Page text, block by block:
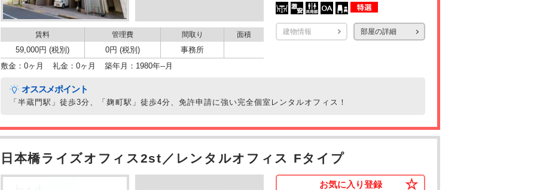
賃料 管理費 間取り 面積
59,000円 (税別) 0円 (税別)
事務所
敷金：0ヶ月
礼金：0ヶ月 築年月：1980年--月
建物情報 部屋の詳細
オススメポイント
「半蔵門駅」徒歩3分、「麹町駅」徒歩4分、免許申請に強い完全個室レンタルオフィス！
日本橋ライズオフィス2st／レンタルオフィス Fタイプ
お気に入り登録